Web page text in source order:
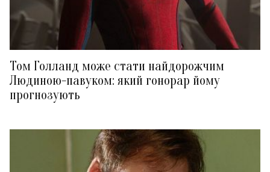
Том Голланд може стати найдорожчим
Людиною-павуком: який гонорар йому
прогнозують